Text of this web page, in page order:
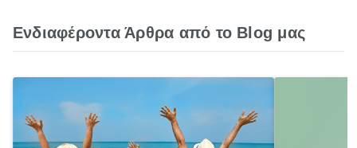
Ενδιαφέροντα Άρθρα από το Blog μας